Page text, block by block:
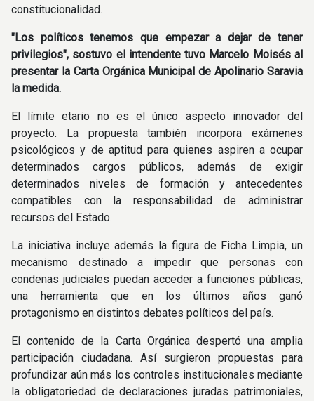
constitucionalidad.
"Los políticos tenemos que empezar a dejar de tener
privilegios", sostuvo el intendente tuvo Marcelo Moisés al
presentar la Carta Orgánica Municipal de Apolinario Saravia
la medida.
El límite etario no es el único aspecto innovador del
proyecto. La propuesta también incorpora exámenes
psicológicos y de aptitud para quienes aspiren a ocupar
determinados cargos públicos, además de exigir
determinados niveles de formación y antecedentes
compatibles con la responsabilidad de administrar
recursos del Estado.
La iniciativa incluye además la figura de Ficha Limpia, un
mecanismo destinado a impedir que personas con
condenas judiciales puedan acceder a funciones públicas,
una herramienta que en los últimos años ganó
protagonismo en distintos debates políticos del país.
El contenido de la Carta Orgánica despertó una amplia
participación ciudadana. Así surgieron propuestas para
profundizar aún más los controles institucionales mediante
la obligatoriedad de declaraciones juradas patrimoniales,